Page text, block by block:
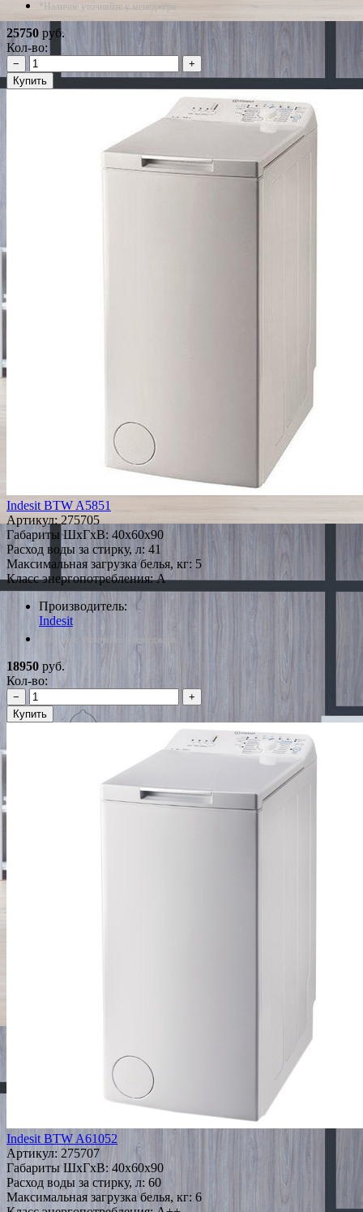
*Наличие уточняйте у менеджера
25750 руб.
Кол-во:
−
+
Купить
Indesit BTW A5851
Артикул: 275705
Габариты ШxГxВ: 40x60x90
Расход воды за стирку, л: 41
Максимальная загрузка белья, кг: 5
Класс энергопотребления: A
Производитель:
Indesit
*Наличие уточняйте у менеджера
18950 руб.
Кол-во:
−
+
Купить
Indesit BTW A61052
Артикул: 275707
Габариты ШxГxВ: 40x60x90
Расход воды за стирку, л: 60
Максимальная загрузка белья, кг: 6